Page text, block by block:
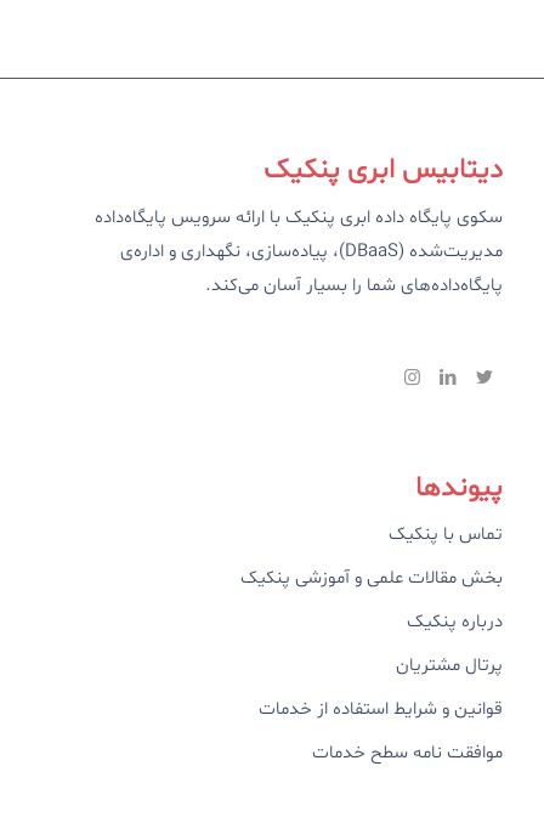
دیتابیس ابری پنکیک
سکوی پایگاه داده ابری پنکیک با ارائه سرویس پایگاه‌داده
مدیریت‌شده (DBaaS)، پیاده‌سازی، نگهداری و اداره‌ی
پایگاه‌داده‌های شما را بسیار آسان می‌کند.
پیوندها
تماس با پنکیک
بخش مقالات علمی و آموزشی پنکیک
درباره پنکیک
پرتال مشتریان
قوانین و شرایط استفاده از خدمات
موافقت نامه سطح خدمات